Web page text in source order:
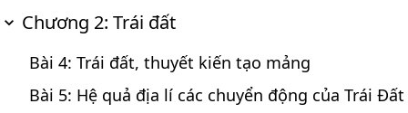
Chương 2: Trái đất
Bài 4: Trái đất, thuyết kiến tạo mảng
Bài 5: Hệ quả địa lí các chuyển động của Trái Đất